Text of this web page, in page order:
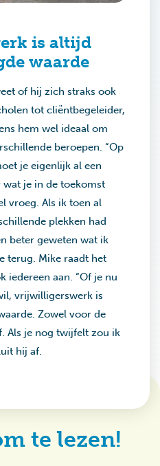
is altijd
waarde
of hij zich straks ook
tot cliëntbegeleider,
hem wel ideaal om
beroepen. “Op
je eigenlijk al een
wat je in de toekomst
vroeg. Als ik toen al
plekken had
beter geweten wat ik
terug. Mike raadt het
iedereen aan. “Of je nu
vrijwilligerswerk is
Zowel voor de
Als je nog twijfelt zou ik
hij af.
te lezen!